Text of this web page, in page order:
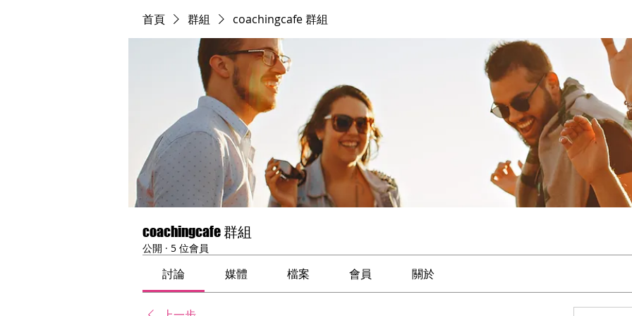
首頁 群組 coachingcafe 群組
coachingcafe 群組
公開 · 5 位會員
討論 媒體 檔案 會員 關於